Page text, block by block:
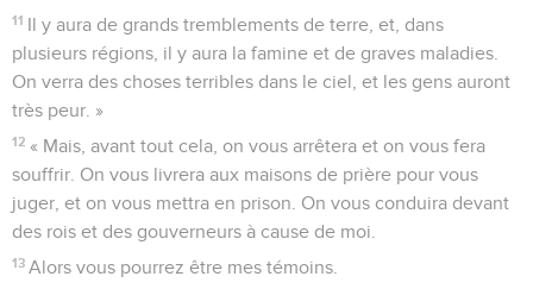
11 Il y aura de grands tremblements de terre, et, dans
plusieurs régions, il y aura la famine et de graves maladies.
On verra des choses terribles dans le ciel, et les gens auront
très peur. »
12 « Mais, avant tout cela, on vous arrêtera et on vous fera
souffrir. On vous livrera aux maisons de prière pour vous
juger, et on vous mettra en prison. On vous conduira devant
des rois et des gouverneurs à cause de moi.
13 Alors vous pourrez être mes témoins.